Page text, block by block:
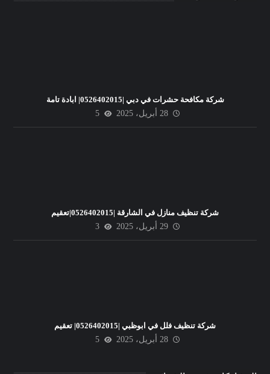
شركة مكافحة حشرات في دبي |0526402015| ابادة تامة
28 أبريل، 2025
5
شركة تنظيف منازل في الشارقة |0526402015|تعقيم
29 أبريل، 2025
3
شركة تنظيف فلل في ابوظبي |0526402015| تعقيم
28 أبريل، 2025
5